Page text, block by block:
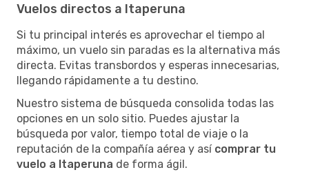
Vuelos directos a Itaperuna
Si tu principal interés es aprovechar el tiempo al
máximo, un vuelo sin paradas es la alternativa más
directa. Evitas transbordos y esperas innecesarias,
llegando rápidamente a tu destino.
Nuestro sistema de búsqueda consolida todas las
opciones en un solo sitio. Puedes ajustar la
búsqueda por valor, tiempo total de viaje o la
reputación de la compañía aérea y así comprar tu
vuelo a Itaperuna de forma ágil.